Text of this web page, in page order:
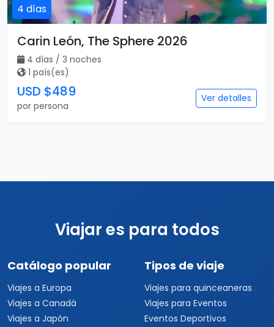
4 días
Carin León, The Sphere 2026
4 días / 3 noches
1 país(es)
USD $489
por persona
Ver detalles
Viajar es para todos
Catálogo popular
Viajes a Europa
Viajes a Canadá
Viajes a Japón
Tipos de viaje
Viajes para quinceaneras
Viajes para Eventos
Eventos Deportivos